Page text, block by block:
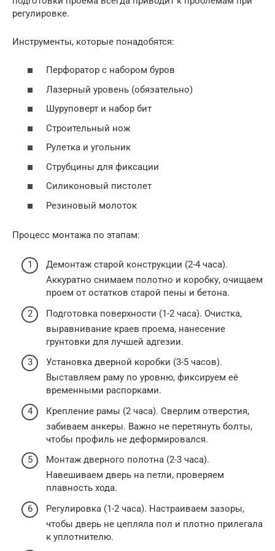
регулировке.
Инструменты, которые понадобятся:
Перфоратор с набором буров
Лазерный уровень (обязательно)
Шуруповерт и набор бит
Строительный нож
Рулетка и угольник
Струбцины для фиксации
Силиконовый пистолет
Резиновый молоток
Процесс монтажа по этапам:
Демонтаж старой конструкции (2-4 часа).
Аккуратно снимаем полотно и коробку, очищаем
проем от остатков старой пены и бетона.
Подготовка поверхности (1-2 часа). Очистка,
выравнивание краев проема, нанесение
грунтовки для лучшей адгезии.
Установка дверной коробки (3-5 часов).
Выставляем раму по уровню, фиксируем её
временными распорками.
Крепление рамы (2 часа). Сверлим отверстия,
забиваем анкеры. Важно не перетянуть болты,
чтобы профиль не деформировался.
Монтаж дверного полотна (2-3 часа).
Навешиваем дверь на петли, проверяем
плавность хода.
Регулировка (1-2 часа). Настраиваем зазоры,
чтобы дверь не цепляла пол и плотно прилегала
к уплотнителю.